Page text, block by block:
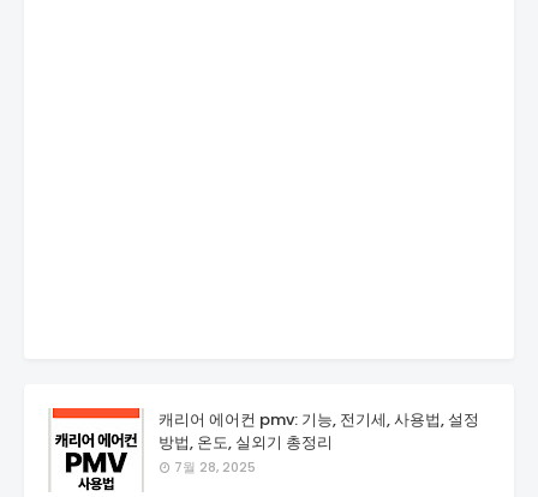
캐리어 에어컨 pmv: 기능, 전기세, 사용법, 설정
방법, 온도, 실외기 총정리
7월 28, 2025